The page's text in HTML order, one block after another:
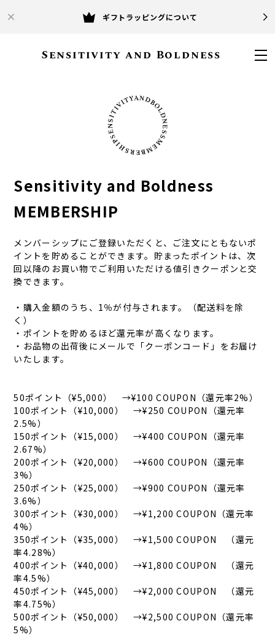
ギフトラッピングについて
Sensitivity and Boldness
Sensitivity and Boldness
MEMBERSHIP
メンバーシップにご登録いただくと、ご注文にともないポ
イントを貯めることができます。貯まったポイントは、次
回以降のお買い物でご利用いただける値引きクーポンと交
換できます。
・購入金額のうち、1％が付与されます。（配送料を除
く）
・ポイントを貯めるほど還元率が高くなります。
・お品物の出荷後にメールで「クーポンコード」をお届け
いたします。
50ポイント（¥5,000） →¥100 COUPON（還元率2%）
100ポイント（¥10,000） →¥250 COUPON（還元率
2.5%）
150ポイント（¥15,000） →¥400 COUPON（還元率
2.67%）
200ポイント（¥20,000） →¥600 COUPON（還元率
3%）
250ポイント（¥25,000） →¥900 COUPON（還元率
3.6%）
300ポイント（¥30,000） →¥1,200 COUPON（還元率
4%）
350ポイント（¥35,000） →¥1,500 COUPON （還元
率4.28%）
400ポイント（¥40,000） →¥1,800 COUPON （還元
率4.5%）
450ポイント（¥45,000） →¥2,000 COUPON （還元
率4.75%）
500ポイント（¥50,000） →¥2,500 COUPON（還元率
5%）